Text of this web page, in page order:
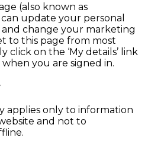
(also known as
update your personal
change your marketing
to this page from most
click on the ‘My details’ link
you are signed in.
applies only to information
and not to